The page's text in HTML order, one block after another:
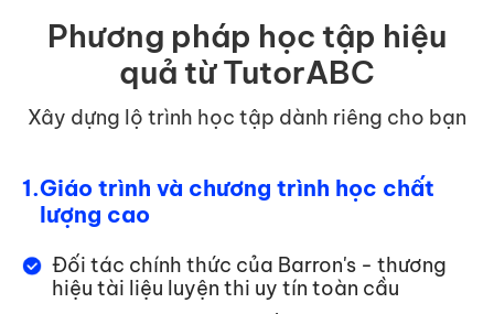
Phương pháp học tập hiệu
quả từ TutorABC
Xây dựng lộ trình học tập dành riêng cho bạn
1.Giáo trình và chương trình học chất
lượng cao
Đối tác chính thức của Barron's - thương
hiệu tài liệu luyện thi uy tín toàn cầu